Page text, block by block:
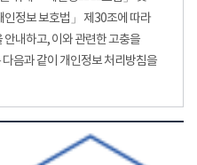
인정보 보호법」 제30조에 따라
안내하고, 이와 관련한 고충을
음과 같이 개인정보 처리방침을